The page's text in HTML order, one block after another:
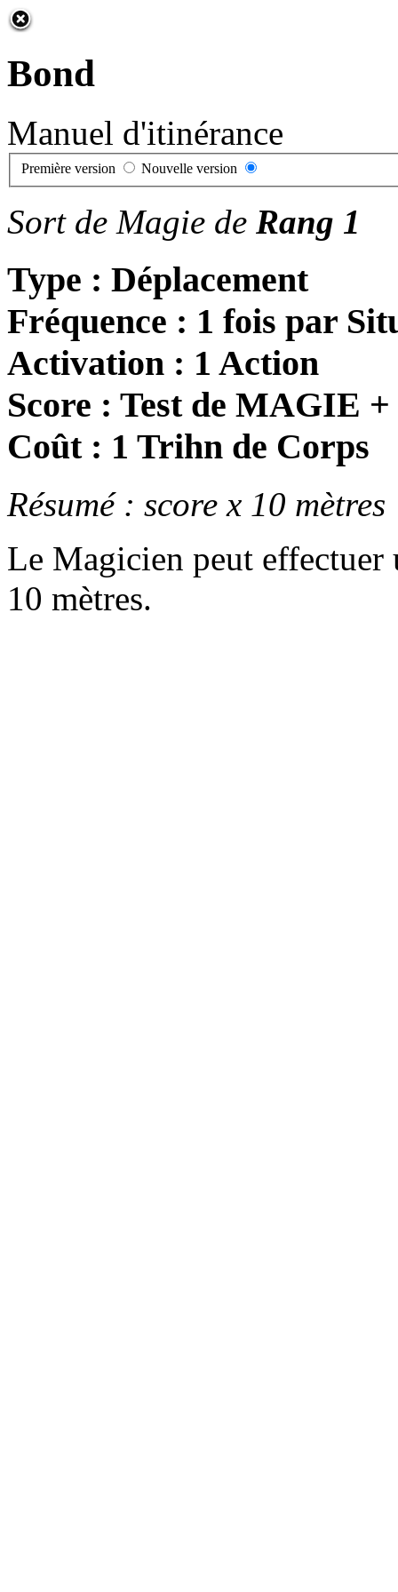
Bond
Manuel d'itinérance
Première version Nouvelle version
Sort de Magie de Rang 1
Type : Déplacement
Fréquence : 1 fois par
Activation : 1 Action
Score : Test de MAGIE
Coût : 1 Trihn de Corps
Résumé : score x 10 mètres
Le Magicien peut
10 mètres.